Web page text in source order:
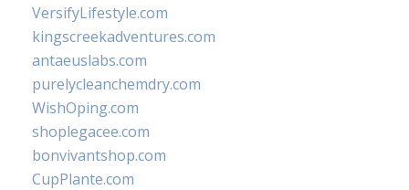
VersifyLifestyle.com
kingscreekadventures.com
antaeuslabs.com
purelycleanchemdry.com
WishOping.com
shoplegacee.com
bonvivantshop.com
CupPlante.com